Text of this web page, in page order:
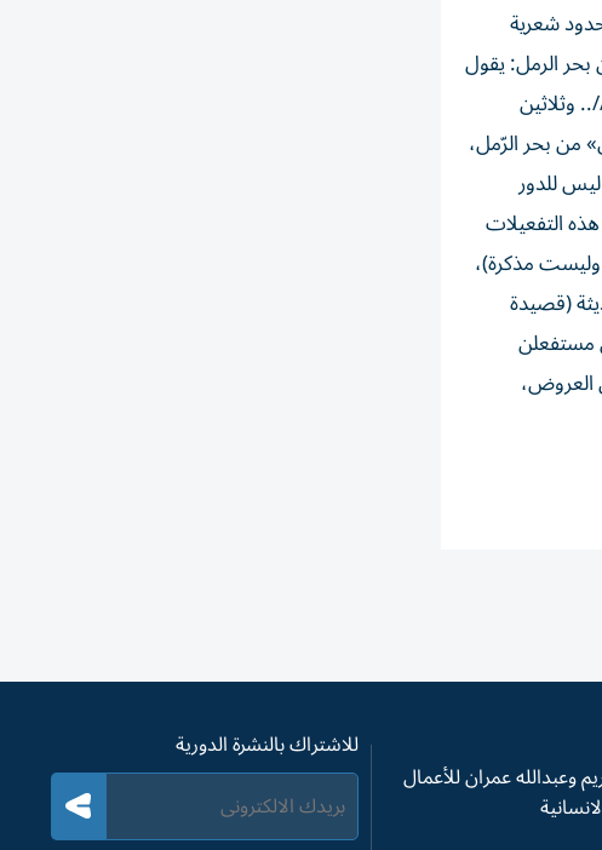
شعرية
الرمل: يقول
من بحر الرّمل،
للدور
التفعيلات
مذكرة)،
(قصيدة
مستفعلن
العروض،
وعبدالله عمران للأعمال
للاشتراك بالنشرة الدورية